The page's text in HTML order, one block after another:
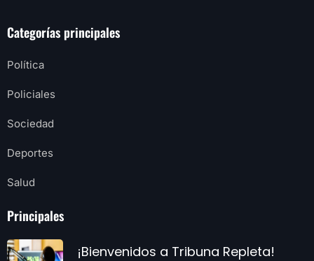
Categorías principales
Política
Policiales
Sociedad
Deportes
Salud
Principales
¡Bienvenidos a Tribuna Repleta!